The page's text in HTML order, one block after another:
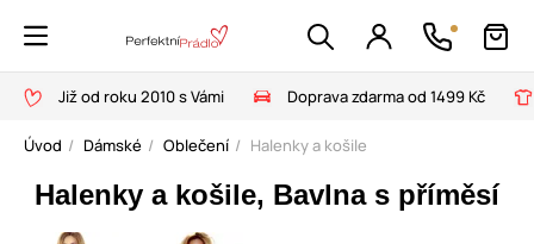
Již od roku 2010 s Vámi Doprava zdarma od 1499 Kč
Úvod Dámské Oblečení Halenky a košile
Halenky a košile, Bavlna s příměsí